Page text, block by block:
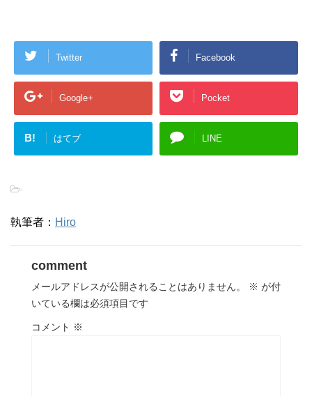
Twitter Facebook
Google+ Pocket
B! はてブ LINE
-
執筆者： Hiro
comment
メールアドレスが公開されることはありません。 ※ が付
いている欄は必須項目です
コメント ※